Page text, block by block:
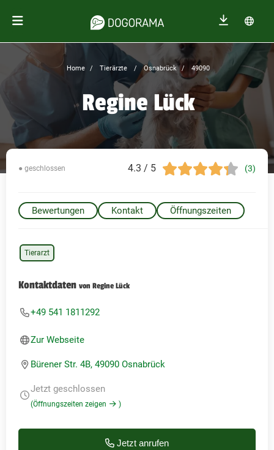
Home Tierärzte Osnabrück 49090
Regine Lück
4.3 / 5 (3)
● geschlossen
Bewertungen Kontakt Öffnungszeiten
Tierarzt
Kontaktdaten von Regine Lück
+49 541 1811292
Zur Webseite
Bürener Str. 4B, 49090 Osnabrück
Jetzt geschlossen
(Öffnungszeiten zeigen )
Jetzt anrufen